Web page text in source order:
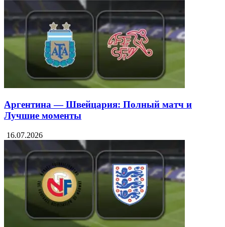
Аргентина — Швейцария: Полный матч и
Лучшие моменты
16.07.2026